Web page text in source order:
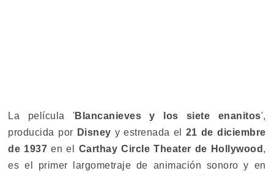
La película 'Blancanieves y los siete enanitos',
producida por Disney y estrenada el 21 de diciembre
de 1937 en el Carthay Circle Theater de Hollywood ,
es el primer largometraje de animación sonoro y en